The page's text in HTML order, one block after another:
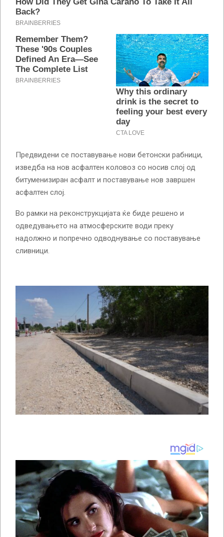
Предвидени се поставување нови бетонски рабници,
изведба на нов асфалтен коловоз со носив слој од
битуменизиран асфалт и поставување нов завршен
асфалтен слој.
Во рамки на реконструкцијата ќе биде решено и
одведувањето на атмосферските води преку
надолжно и попречно одводнување со поставување
сливници.